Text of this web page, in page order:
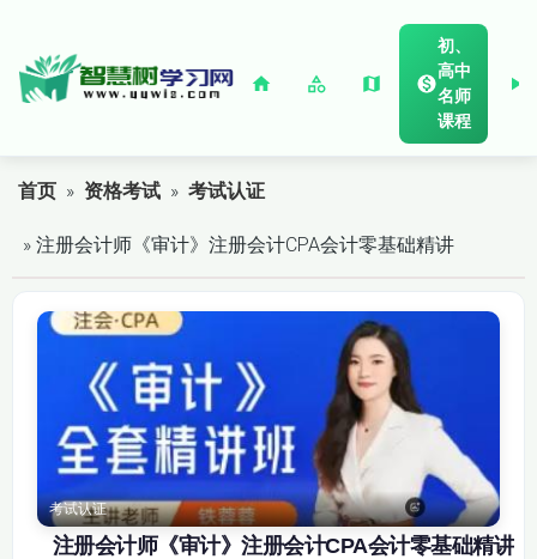
初、
高中
名师
课程
首页 » 资格考试 »考试认证
» 注册会计师《审计》注册会计CPA会计零基础精讲
考试认证
注册会计师《审计》注册会计CPA会计零基础精讲